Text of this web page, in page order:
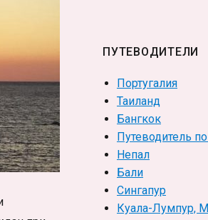
ПУТЕВОДИТЕЛИ
Португалия
Таиланд
Бангкок
Путеводитель
Непал
Бали
Сингапур
Куала-Лумпур,